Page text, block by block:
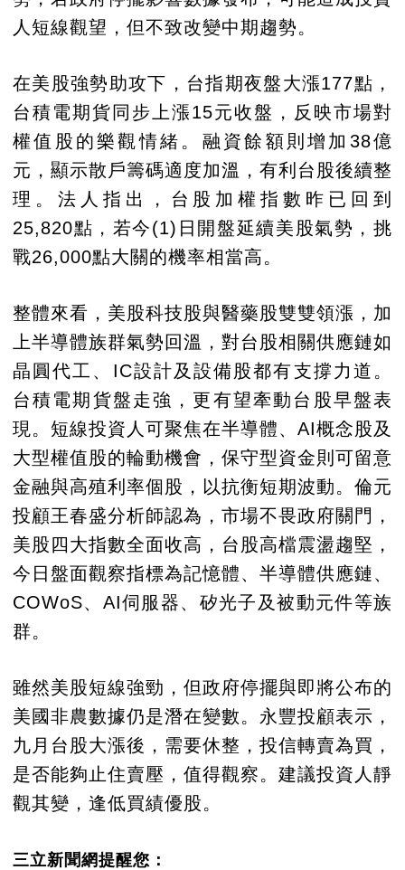
人短線觀望，但不致改變中期趨勢。
在美股強勢助攻下，台指期夜盤大漲177點，
台積電期貨同步上漲15元收盤，反映市場對
權值股的樂觀情緒。融資餘額則增加38億
元，顯示散戶籌碼適度加溫，有利台股後續整
理。法人指出，台股加權指數昨已回到
25,820點，若今(1)日開盤延續美股氣勢，挑
戰26,000點大關的機率相當高。
整體來看，美股科技股與醫藥股雙雙領漲，加
上半導體族群氣勢回溫，對台股相關供應鏈如
晶圓代工、IC設計及設備股都有支撐力道。
台積電期貨盤走強，更有望牽動台股早盤表
現。短線投資人可聚焦在半導體、AI概念股及
大型權值股的輪動機會，保守型資金則可留意
金融與高殖利率個股，以抗衡短期波動。倫元
投顧王春盛分析師認為，市場不畏政府關門，
美股四大指數全面收高，台股高檔震盪趨堅，
今日盤面觀察指標為記憶體、半導體供應鏈、
COWoS、AI伺服器、矽光子及被動元件等族
群。
雖然美股短線強勁，但政府停擺與即將公布的
美國非農數據仍是潛在變數。永豐投顧表示，
九月台股大漲後，需要休整，投信轉賣為買，
是否能夠止住賣壓，值得觀察。建議投資人靜
觀其變，逢低買績優股。
三立新聞網提醒您：